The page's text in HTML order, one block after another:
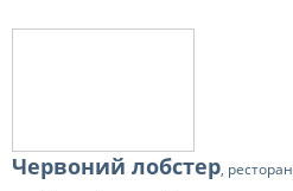
Червоний лобстер, ресторан